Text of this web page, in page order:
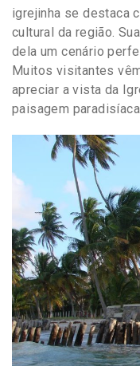
igrejinha se destaca
cultural da região.
dela um cenário
Muitos visitantes
apreciar a vista da
paisagem paradisíaca.